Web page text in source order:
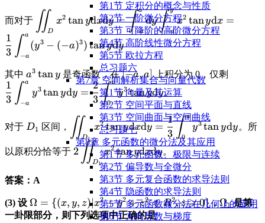
第1节 定积分的概念与性质
第2节 一阶微分方程
第3节 可降阶的高阶微分方程
第4节 高阶线性微分方程
第5节 欧拉方程
总习题六
第7章 空间解析集合与向量代数
第1节 向量及其运算
第2节 空间平面与直线
第3节 空间曲面与空间曲线
总习题七
第8章 多元函数的微分法及其应用
第1节 多元函数、极限与连续
第2节 偏导数与全微分
第3节 多元复合函数的求导法则
第4节 隐函数的求导法则
第5节 多元函数微分法在几何上的应用
第6节 方向导数与梯度
= 0
而对于
\displaystyle
\iint_D x^2\tan y
\text{d}x\text{d}y
= \int_{-a}^a
\text{d}y \int_{-
a}^y x^2\tan y
\text{d}x =
\frac{1}{3}\int_{-
a}^a (y^3 - (-
a)^3)\tan y
\text{d}y
∬D
x2 tanydxdy = ∫−a
a
dy ∫−a
y
x2 tanydx =
3
1 ∫−a
a
(y3 − (−a)3) tanydy
其中 \displaystyle
a^3\tan y
a3 tany 是奇函数，在\displaystyle
[-a,a]
[−a,a]上积分为 0，仅剩
3
1 ∫−a
a
y3 tanydy =
3
2 ∫0
a
y3 tanydy。
对于 \displaystyle
D_1
D1 区间，
\displaystyle
\iint_{D_1}
x^2\tan y
\text{d}x\text{d}y
= \frac{1}
{3}\int_0^a
y^3\tan y
\text{d}y
∬D1
x2 tanydxdy =
3
1 ∫0
a
y3 tan ydy。所
以原积分恰等于 \displaystyle
2\iint_ {D_1}
x^2\tan y
\text{d}x\text{d}y
2∬D1
x2 tan ydxdy。
答案：A
(3) 设 \displaystyle
\Omega = \
Ω = {(x, y, z)∣x2 + y2 + z2 ⩽ R2,z ⩾ 0}，Ω1是第
一卦限部分，则下列选项中正确的是